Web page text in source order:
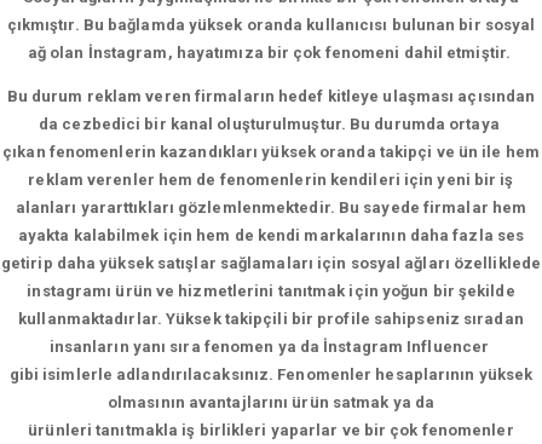
çıkmıştır. Bu bağlamda yüksek oranda kullanıcısı bulunan bir sosyal
ağ olan İnstagram, hayatımıza bir çok fenomeni dahil etmiştir.
Bu durum reklam veren firmaların hedef kitleye ulaşması açısından
da cezbedici bir kanal oluşturulmuştur. Bu durumda ortaya
çıkan fenomenlerin kazandıkları yüksek oranda takipçi ve ün ile hem
reklam verenler hem de fenomenlerin kendileri için yeni bir iş
alanları yararttıkları gözlemlenmektedir. Bu sayede firmalar hem
ayakta kalabilmek için hem de kendi markalarının daha fazla ses
getirip daha yüksek satışlar sağlamaları için sosyal ağları özelliklede
instagramı ürün ve hizmetlerini tanıtmak için yoğun bir şekilde
kullanmaktadırlar. Yüksek takipçili bir profile sahipseniz sıradan
insanların yanı sıra fenomen ya da İnstagram Influencer
gibi isimlerle adlandırılacaksınız. Fenomenler hesaplarının yüksek
olmasının avantajlarını ürün satmak ya da
ürünleri tanıtmakla iş birlikleri yaparlar ve bir çok fenomenler